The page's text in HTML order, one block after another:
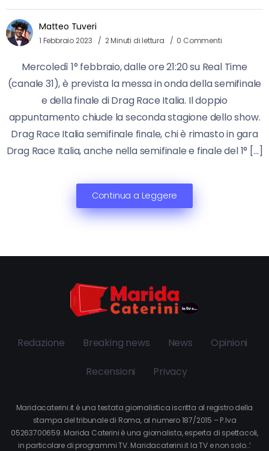
Matteo Tuveri
1 Febbraio 2023 2 Minuti di lettura 0 Commenti
Mercoledì 1° febbraio, dalle ore 21:20 su Real Time
(canale 31), è prevista la messa in onda della semifinale
e della finale di Drag Race Italia. Il doppio
appuntamento chiude la seconda stagione dello show.
Drag Race Italia semifinale finale, chi è rimasto in gara
Drag Race Italia, anche nella semifinale e finale del 1° […]
Continua a Leggere
Redazione Breaking news News Opinioni
Recensioni Privacy
Maridacaterini.it è una testata giornalistica iscritta al registro della
stampa del tribunale di Roma, al numero 187/2015 – P.Iva
05263700659. Marida Caterini è una giornalista, esperta di spettacoli,
in particolare di programmi TV. Maridacaterini.it la TV e non solo…’